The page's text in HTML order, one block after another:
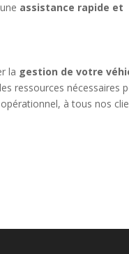
assistance rapide et
la gestion de votre
ressources nécessaires
à tous nos